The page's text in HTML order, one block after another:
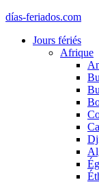
días-feriados.com
Jours fériés
Afrique